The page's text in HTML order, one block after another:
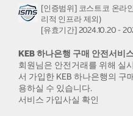
[인증범위] 코스트코 온라
리적 인프라 제외)
[유효기간] 2024.10.20 -
KEB 하나은행 구매 안전서비
회원님은 안전거래를 위해 실
서 가입한 KEB 하나은행의 구
용하실 수 있습니다.
서비스 가입사실 확인